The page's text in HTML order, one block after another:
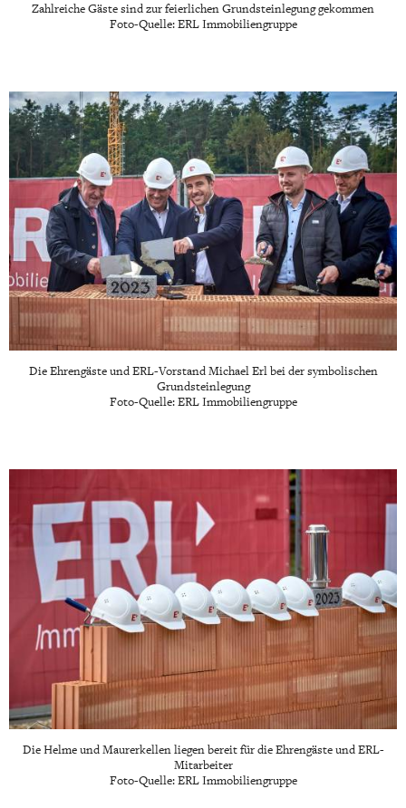
Zahlreiche Gäste sind zur feierlichen Grundsteinlegung gekommen
Foto-Quelle: ERL Immobiliengruppe
Die Ehrengäste und ERL-Vorstand Michael Erl bei der symbolischen
Grundsteinlegung
Foto-Quelle: ERL Immobiliengruppe
Die Helme und Maurerkellen liegen bereit für die Ehrengäste und ERL-
Mitarbeiter
Foto-Quelle: ERL Immobiliengruppe